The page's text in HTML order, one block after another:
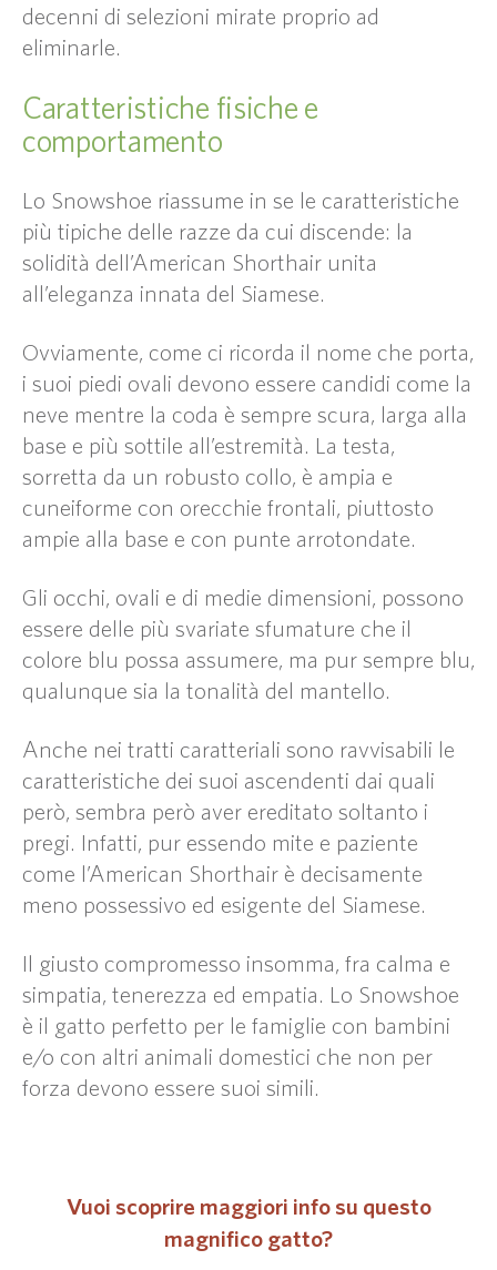
decenni di selezioni mirate proprio ad
eliminarle.
Caratteristiche fisiche e
comportamento
Lo Snowshoe riassume in se le caratteristiche
più tipiche delle razze da cui discende: la
solidità dell’American Shorthair unita
all’eleganza innata del Siamese.
Ovviamente, come ci ricorda il nome che porta,
i suoi piedi ovali devono essere candidi come la
neve mentre la coda è sempre scura, larga alla
base e più sottile all’estremità. La testa,
sorretta da un robusto collo, è ampia e
cuneiforme con orecchie frontali, piuttosto
ampie alla base e con punte arrotondate.
Gli occhi, ovali e di medie dimensioni, possono
essere delle più svariate sfumature che il
colore blu possa assumere, ma pur sempre blu,
qualunque sia la tonalità del mantello.
Anche nei tratti caratteriali sono ravvisabili le
caratteristiche dei suoi ascendenti dai quali
però, sembra però aver ereditato soltanto i
pregi. Infatti, pur essendo mite e paziente
come l’American Shorthair è decisamente
meno possessivo ed esigente del Siamese.
Il giusto compromesso insomma, fra calma e
simpatia, tenerezza ed empatia. Lo Snowshoe
è il gatto perfetto per le famiglie con bambini
e/o con altri animali domestici che non per
forza devono essere suoi simili.
Vuoi scoprire maggiori info su questo
magnifico gatto?